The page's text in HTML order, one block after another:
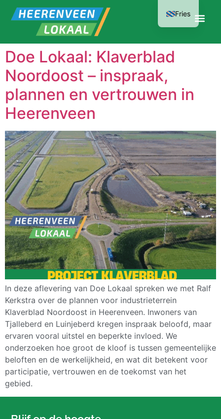
Doe Lokaal: Klaverblad
Noordoost – inspraak,
plannen en vertrouwen in
Heerenveen
In deze aflevering van Doe Lokaal spreken we met Ralf
Kerkstra over de plannen voor industrieterrein
Klaverblad Noordoost in Heerenveen. Inwoners van
Tjalleberd en Luinjeberd kregen inspraak beloofd, maar
ervaren vooral uitstel en beperkte invloed. We
onderzoeken hoe groot de kloof is tussen gemeentelijke
beloften en de werkelijkheid, en wat dit betekent voor
participatie, vertrouwen en de toekomst van het
gebied.
Fries